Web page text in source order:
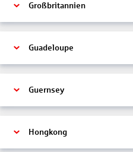
Großbritannien
Guadeloupe
Guernsey
Hongkong